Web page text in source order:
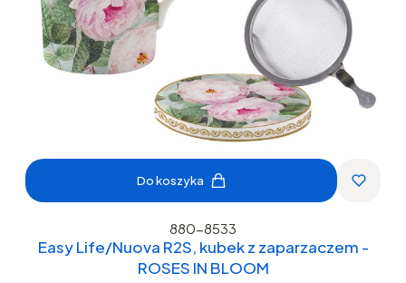
Do koszyka
880-8533
Easy Life/Nuova R2S, kubek z zaparzaczem -
ROSES IN BLOOM